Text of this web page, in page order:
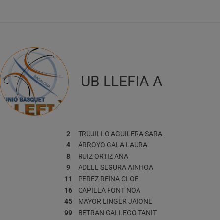
UB LLEFIA A
2 TRUJILLO AGUILERA SARA
4
ARROYO GALA LAURA
8
RUIZ ORTIZ ANA
9
ADELL SEGURA AINHOA
11
PEREZ REINA CLOE
16
CAPILLA FONT NOA
45
MAYOR LINGER JAIONE
99
BETRAN GALLEGO TANIT